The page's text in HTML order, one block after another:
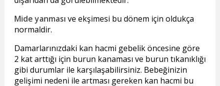
Mide yanması ve ekşimesi bu dönem için oldukça
normaldir.
Damarlarınızdaki kan hacmi gebelik öncesine göre
2 kat arttığı için burun kanaması ve burun tıkanıklığı
gibi durumlar ile karşılaşabilirsiniz. Bebeğinizin
gelişimi nedeni ile artması gereken kan hacmi bu